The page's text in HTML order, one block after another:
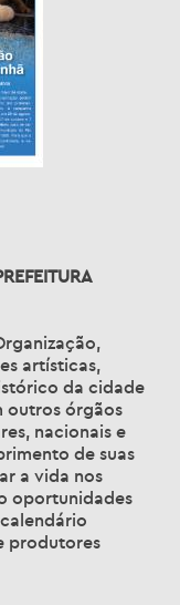
artísticas,
da cidade
outros órgãos
nacionais e
de suas
a vida nos
oportunidades
produtores